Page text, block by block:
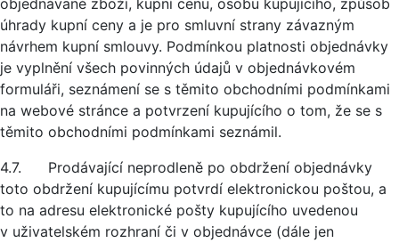
objednávané zboží, kupní cenu, osobu kupujícího, způsob
úhrady kupní ceny a je pro smluvní strany závazným
návrhem kupní smlouvy. Podmínkou platnosti objednávky
je vyplnění všech povinných údajů v objednávkovém
formuláři, seznámení se s těmito obchodními podmínkami
na webové stránce a potvrzení kupujícího o tom, že se s
těmito obchodními podmínkami seznámil.
4.7. Prodávající neprodleně po obdržení objednávky
toto obdržení kupujícímu potvrdí elektronickou poštou, a
to na adresu elektronické pošty kupujícího uvedenou
v uživatelském rozhraní či v objednávce (dále jen